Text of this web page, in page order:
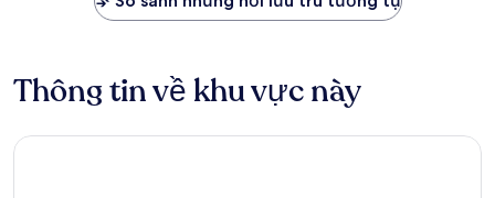
Thông tin về khu vực này